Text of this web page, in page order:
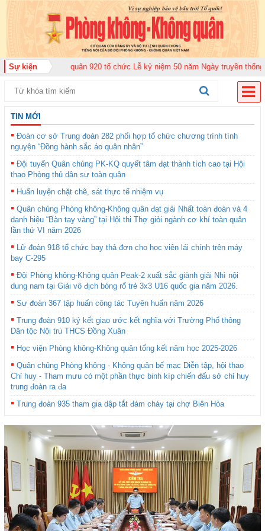
Sự kiện
quân 920 tổ chức Lễ kỷ niệm 50 năm Ngày truyền thống (12-11-1975/
TIN MỚI
Đoàn cơ sở Trung đoàn 282 phối hợp tổ chức chương trình tình
nguyện “Đồng hành sắc áo quân nhân”
Đội tuyển Quân chủng PK-KQ quyết tâm đạt thành tích cao tại Hội
thao Phòng thủ dân sự toàn quân
Huấn luyện chặt chẽ, sát thực tế nhiệm vụ
Quân chủng Phòng không-Không quân đạt giải Nhất toàn đoàn và 4
danh hiệu “Bàn tay vàng” tại Hội thi Thợ giỏi ngành cơ khí toàn quân
lần thứ VI năm 2026
Lữ đoàn 918 tổ chức bay thả đơn cho học viên lái chính trên máy
bay C-295
Đội Phòng không-Không quân Peak-2 xuất sắc giành giải Nhì nội
dung nam tại Giải vô địch bóng rổ trẻ 3x3 U16 quốc gia năm 2026.
Sư đoàn 367 tập huấn công tác Tuyên huấn năm 2026
Trung đoàn 910 ký kết giao ước kết nghĩa với Trường Phổ thông
Dân tộc Nội trú THCS Đồng Xuân
Học viện Phòng không-Không quân tổng kết năm học 2025-2026
Quân chủng Phòng không - Không quân bế mạc Diễn tập, hội thao
Chỉ huy - Tham mưu có một phần thực binh kíp chiến đấu sở chỉ huy
trung đoàn ra đa
Trung đoàn 935 tham gia dập tắt đám cháy tại chợ Biên Hòa